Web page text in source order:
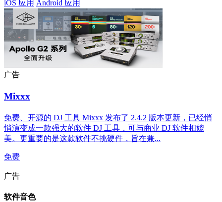
iOS 应用 Android 应用
广告
Mixxx
免费、开源的 DJ 工具 Mixxx 发布了 2.4.2 版本更新，已经悄
悄演变成一款强大的软件 DJ 工具，可与商业 DJ 软件相媲
美。更重要的是这款软件不挑硬件，旨在兼...
免费
广告
软件音色